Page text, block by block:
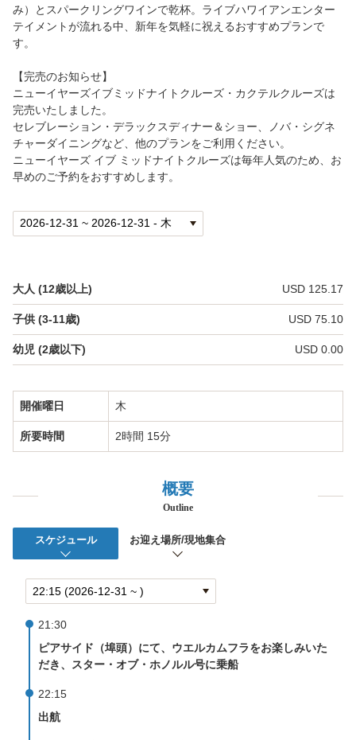
ホリデークルーズ
インディペンデンスデイクルーズ
大晦日ミッドナイトクルーズ
バレンタインデークルーズ
エンハンスメント（追加手配プラン）
キャプテンズ ウエディング
貸切パーティー・レセプション
団体・イベント
グループ特典
学生団体向けプラン
イベント出張サービス
ご案内
スターオブホノルル【船舶概要】
乗船場所・駐車場
送迎サービス
トラベルパートナーの皆様へ
み）とスパークリングワインで乾杯。ライブハワイアンエンター
テイメントが流れる中、新年を気軽に祝えるおすすめプランで
す。
【完売のお知らせ】
ニューイヤーズイブミッドナイトクルーズ・カクテルクルーズは
完売いたしました。
セレブレーション・デラックスディナー＆ショー、ノバ・シグネ
チャーダイニングなど、他のプランをご利用ください。
ニューイヤーズ イブ ミッドナイトクルーズは毎年人気のため、お
早めのご予約をおすすめします。
大人 (12歳以上) USD 125.17
子供 (3-11歳) USD 75.10
幼児 (2歳以下) USD 0.00
開催曜日 木
所要時間 2時間 15分
概要
Outline
スケジュール お迎え場所/現地集合
21:30
ピアサイド（埠頭）にて、ウエルカムフラをお楽しみいた
だき、スター・オブ・ホノルル号に乗船
22:15
出航